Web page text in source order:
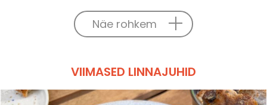
Näe rohkem
VIIMASED LINNAJUHID